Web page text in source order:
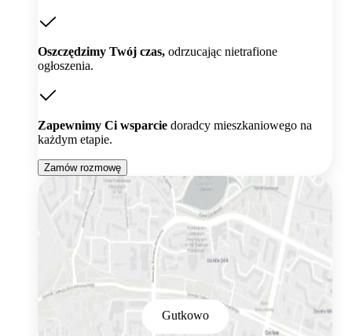
Oszczędzimy Twój czas, odrzucając nietrafione
ogłoszenia.
Zapewnimy Ci wsparcie doradcy mieszkaniowego na
każdym etapie.
Zamów rozmowę
Gutkowo